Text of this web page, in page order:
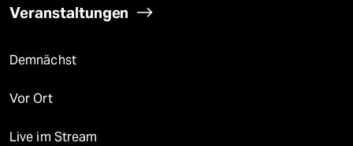
Veranstaltungen
Demnächst
Vor Ort
Live im Stream